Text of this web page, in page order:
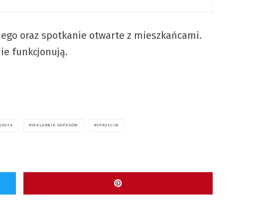
oraz spotkanie otwarte z mieszkańcami.
funkcjonują.
SPALARNIA ODPADÓW SPRZECIW